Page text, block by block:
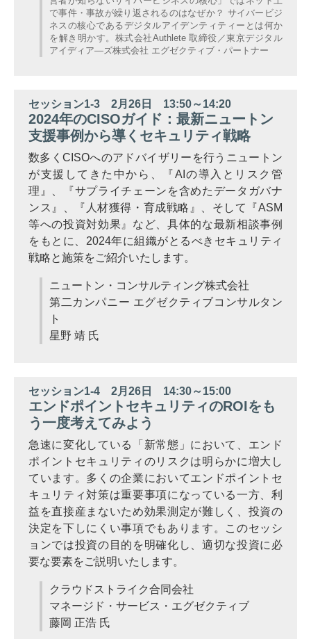
で事件・事故が繰り返されるのはなぜか？ サイバービジ
ネスの核心であるデジタルアイデンティティーとは何か
を解き明かす。株式会社Authlete 取締役／東京デジタル
アイディア―ズ株式会社 エグゼクティブ・パートナー
セッション1-3 2月26日 13:50～14:20
2024年のCISOガイド：最新ニュートン
支援事例から導くセキュリティ戦略
数多くCISOへのアドバイザリーを行うニュートン
が支援してきた中から、『AIの導入とリスク管
理』、『サプライチェーンを含めたデータガバナ
ンス』、『人材獲得・育成戦略』、そして『ASM
等への投資対効果』など、具体的な最新相談事例
をもとに、2024年に組織がとるべきセキュリティ
戦略と施策をご紹介いたします。
ニュートン・コンサルティング株式会社
第二カンパニー エグゼクティブコンサルタン
ト
星野 靖 氏
セッション1-4 2月26日 14:30～15:00
エンドポイントセキュリティのROIをも
う一度考えてみよう
急速に変化している「新常態」において、エンド
ポイントセキュリティのリスクは明らかに増大し
ています。多くの企業においてエンドポイントセ
キュリティ対策は重要事項になっている一方、利
益を直接産まないため効果測定が難しく、投資の
決定を下しにくい事項でもあります。このセッシ
ョンでは投資の目的を明確化し、適切な投資に必
要な要素をご説明いたします。
クラウドストライク合同会社
マネージド・サービス・エグゼクティブ
藤岡 正浩 氏